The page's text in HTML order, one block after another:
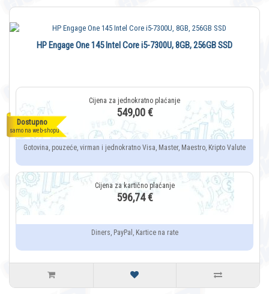
Dostupno
samo na web-shopu
HP Engage One 145 Intel Core i5-7300U, 8GB, 256GB SSD
549,00 €
Gotovina, pouzeće, virman i jednokratno Visa, Master, Maestro, Kripto Valute
596,74 €
Diners, PayPal, Kartice na rate